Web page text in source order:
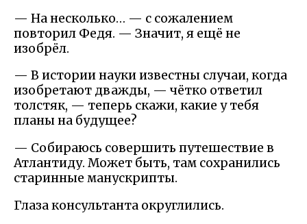
— На несколько… — с сожалением
повторил Федя. — Значит, я ещё не
изобрёл.
— В истории науки известны случаи, когда
изобретают дважды, — чётко ответил
толстяк, — теперь скажи, какие у тебя
планы на будущее?
— Собираюсь совершить путешествие в
Атлантиду. Может быть, там сохранились
старинные манускрипты.
Глаза консультанта округлились.